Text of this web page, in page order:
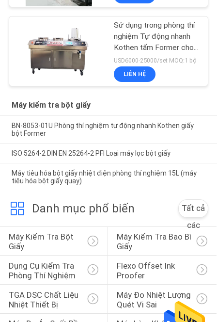
Sử dụng trong phòng thí
nghiệm Tự động nhanh
Kothen tấm Former cho
giấy bột
USD6000-25000/set MOQ:1 bộ
LIÊN HỆ
Máy kiểm tra bột giấy
BN-8053-01U Phòng thí nghiệm tự động nhanh Kothen giấy
bột Former
ISO 5264-2 DIN EN 25264-2 PFI Loại máy lọc bột giấy
Máy tiêu hóa bột giấy nhiệt điện phòng thí nghiệm 15L (máy
tiêu hóa bột giấy quay)
Danh mục phổ biến
Tất cả
các
Máy Kiểm Tra Bột
Giấy
Máy Kiểm Tra Bao Bì
Giấy
Dụng Cụ Kiểm Tra
Phòng Thí Nghiệm
Flexo Offset Ink
Proofer
TGA DSC Chất Liệu
Nhiệt Thiết Bị
Máy Đo Nhiệt Lượng
Quét Vi Sai